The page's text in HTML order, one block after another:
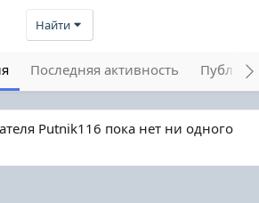
Найти
Последняя активность
Putnik116 пока нет ни одного